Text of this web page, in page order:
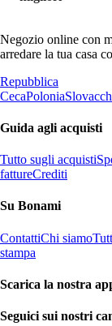
Negozio online con
arredare la tua casa
Repubblica
CecaPolonia
Guida agli acquisti
Tutto sugli acquisti
fattureCrediti
Su Bonami
ContattiChi siamo
stampa
Scarica la nostra
Seguici sui nostri